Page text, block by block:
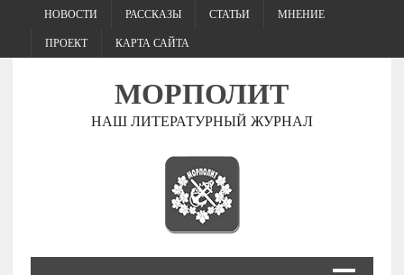
НОВОСТИ РАССКАЗЫ СТАТЬИ МНЕНИЕ
ПРОЕКТ КАРТА САЙТА
МОРПОЛИТ
НАШ ЛИТЕРАТУРНЫЙ ЖУРНАЛ